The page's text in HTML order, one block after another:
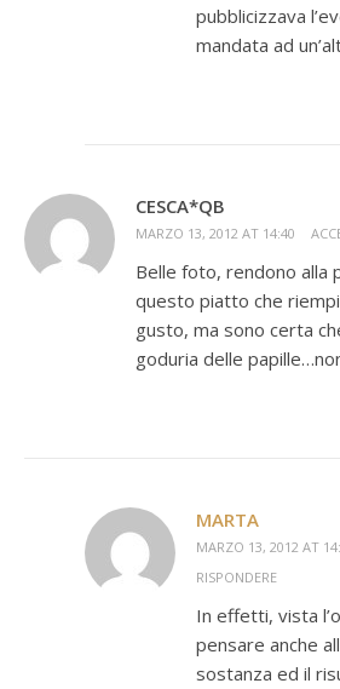
pubblicizzava
mandata ad
CESCA*QB
MARZO 13, 2012 AT 14:40
Belle foto, rendono alla
questo piatto che
gusto, ma sono certa
goduria delle
MARTA
MARZO 13, 2012 AT
RISPONDERE
In effetti, vista
pensare anche
sostanza ed il